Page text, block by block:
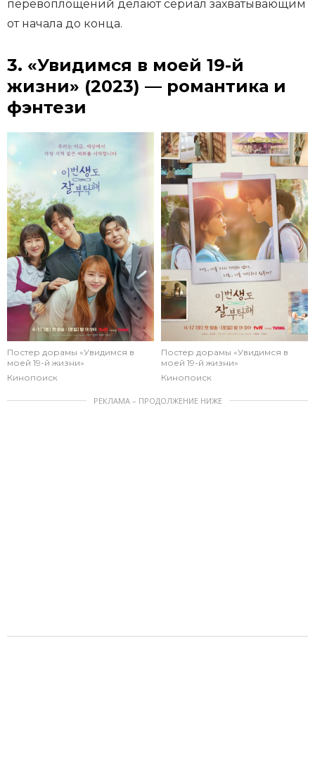
перевоплощений делают сериал захватывающим
от начала до конца.
3. «Увидимся в моей 19-й
жизни» (2023) — романтика и
фэнтези
Постер дорамы «Увидимся в
моей 19-й жизни»
Кинопоиск
Постер дорамы «Увидимся в
моей 19-й жизни»
Кинопоиск
РЕКЛАМА – ПРОДОЛЖЕНИЕ НИЖЕ